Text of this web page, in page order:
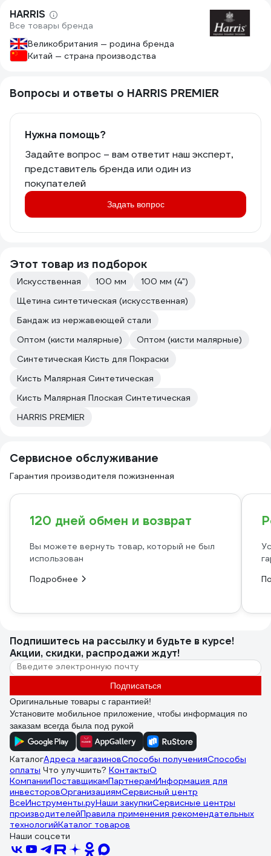
HARRIS
Все товары бренда
Великобритания — родина бренда
Китай — страна производства
Вопросы и ответы о HARRIS PREMIER
Нужна помощь?
Задайте вопрос – вам ответит наш эксперт,
представитель бренда или один из
покупателей
Задать вопрос
Этот товар из подборок
Искусственная 100 мм
100 мм (4")
Щетина синтетическая (искусственная)
Бандаж из нержавеющей стали
Оптом (кисти малярные)
Оптом (кисти малярные)
Синтетическая Кисть для Покраски
Кисть Малярная Синтетическая
Кисть Малярная Плоская Синтетическая
HARRIS PREMIER
Сервисное обслуживание
Гарантия производителя пожизненная
120 дней обмен и возврат
Вы можете вернуть товар, который не был
использован
Подробнее
Подпишитесь на рассылкуи будьте в курсе!
Акции, скидки, распродажи ждут!
Подписаться
Оригинальные товары с гарантией!
Установите мобильное приложение, чтобы информация по
заказам всегда была под рукой
КаталогАдреса магазиновСпособы полученияСпособы
оплаты Что улучшить? КонтактыО
КомпанииПоставщикамПартнерамИнформация для
инвесторовОрганизациямСервисный центр
ВсеИнструменты.руНаши закупкиСервисные центры
производителейПравила применения рекомендательных
технологийКаталог товаров
Наши соцсети